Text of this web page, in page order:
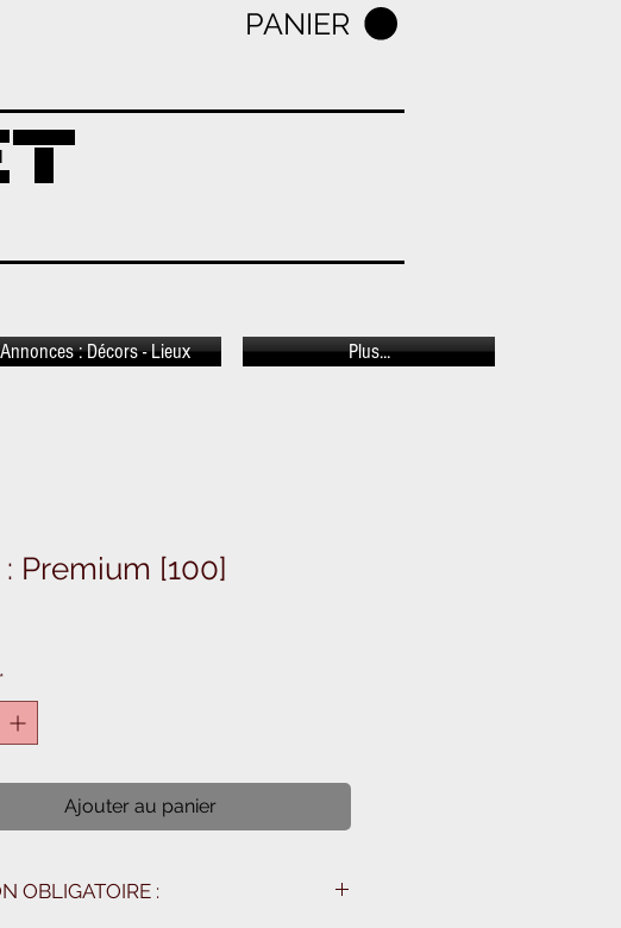
PANIER
Annonces : Décors - Lieux Plus...
Premium [100]
*
Ajouter au panier
OBLIGATOIRE :